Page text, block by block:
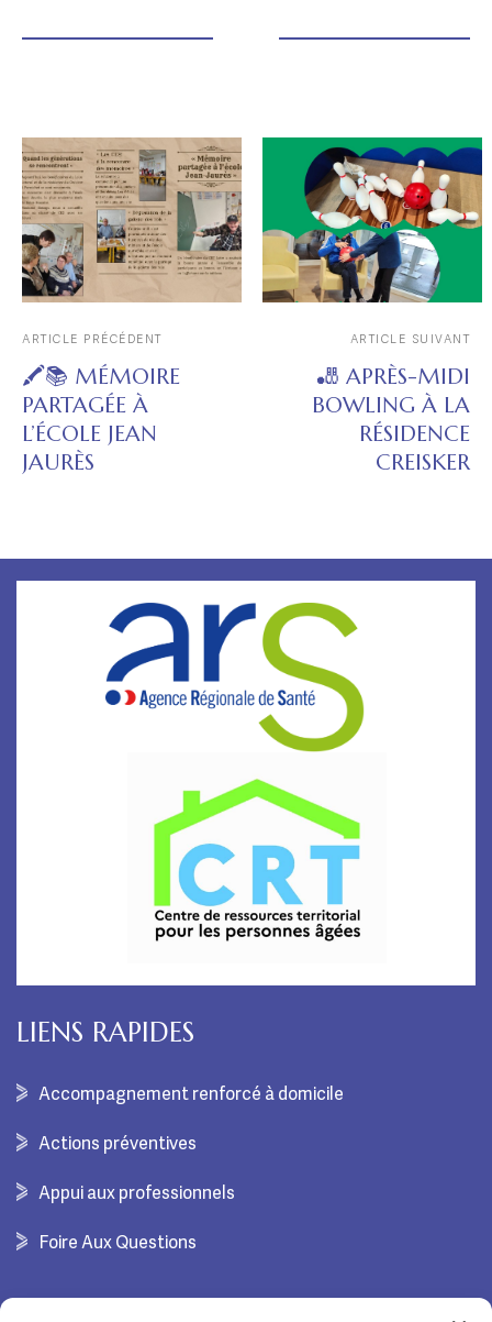
ARTICLE PRÉCÉDENT
🖍️📚 MÉMOIRE
PARTAGÉE À
L’ÉCOLE JEAN
JAURÈS
ARTICLE SUIVANT
🎳 APRÈS-MIDI
BOWLING À LA
RÉSIDENCE
CREISKER
LIENS RAPIDES
Accompagnement renforcé à domicile
Actions préventives
Appui aux professionnels
Foire Aux Questions